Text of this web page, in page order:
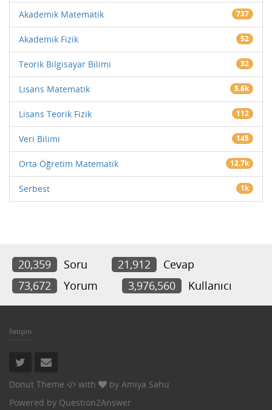
Akademik Matematik 737
Akademik Fizik 52
Teorik Bilgisayar Bilimi 32
Lisans Matematik 5.6k
Lisans Teorik Fizik 112
Veri Bilimi 145
Orta Öğretim Matematik 12.7k
Serbest 1k
20,359 Soru 21,912
Cevap
73,672
Yorum 3,976,560 Kullanıcı
İletişim
Donut Theme with by Amiya Sahu
Powered by Question2Answer